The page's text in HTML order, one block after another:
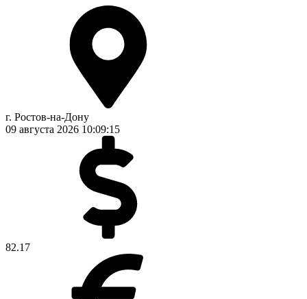
г. Ростов-на-Дону
09 августа 2026 10:09:15
82.17